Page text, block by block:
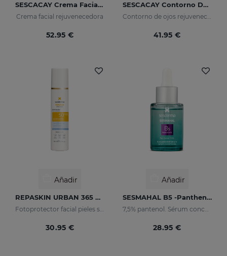
SESCACAY Crema Facial Rejuvenecedora
Crema facial rejuvenecedora
52.95 €
SESCACAY Contorno De Ojos Rejuvenecedor
41.95 €
Añadir
REPASKIN URBAN 365 Pieles Sensibles SPF50+
Fotoprotector facial pieles sensibles
30.95 €
Añadir
SESMAHAL B5 -Panthenol 7.5%
7,5% pantenol. Sérum concentrado protector
28.95 €